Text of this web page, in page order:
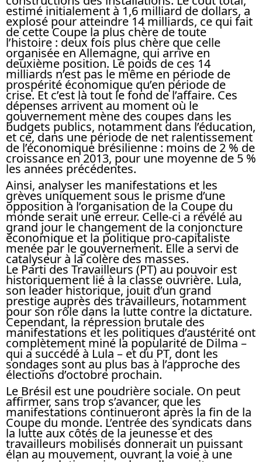
estimé initialement à 1,6 milliard de dollars, a
explosé pour atteindre 14 milliards, ce qui fait
de cette Coupe la plus chère de toute
l’histoire : deux fois plus chère que celle
organisée en Allemagne, qui arrive en
deuxième position. Le poids de ces 14
milliards n’est pas le même en période de
prospérité économique qu’en période de
crise. Et c’est là tout le fond de l’affaire. Ces
dépenses arrivent au moment où le
gouvernement mène des coupes dans les
budgets publics, notamment dans l’éducation,
et ce, dans une période de net ralentissement
de l’économique brésilienne : moins de 2 % de
croissance en 2013, pour une moyenne de 5 %
les années précédentes.
Ainsi, analyser les manifestations et les
grèves uniquement sous le prisme d’une
opposition à l’organisation de la Coupe du
monde serait une erreur. Celle-ci a révélé au
grand jour le changement de la conjoncture
économique et la politique pro-capitaliste
menée par le gouvernement. Elle a servi de
catalyseur à la colère des masses.
Le Parti des Travailleurs (PT) au pouvoir est
historiquement lié à la classe ouvrière. Lula,
son leader historique, jouit d’un grand
prestige auprès des travailleurs, notamment
pour son rôle dans la lutte contre la dictature.
Cependant, la répression brutale des
manifestations et les politiques d’austérité ont
complètement miné la popularité de Dilma –
qui a succédé à Lula – et du PT, dont les
sondages sont au plus bas à l’approche des
élections d’octobre prochain.
Le Brésil est une poudrière sociale. On peut
affirmer, sans trop s’avancer, que les
manifestations continueront après la fin de la
Coupe du monde. L’entrée des syndicats dans
la lutte aux côtés de la jeunesse et des
travailleurs mobilisés donnerait un puissant
élan au mouvement, ouvrant la voie à une